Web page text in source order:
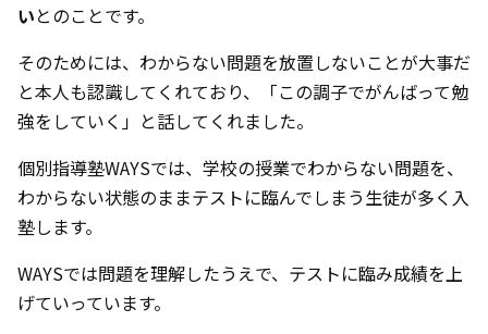
いとのことです。
そのためには、わからない問題を放置しないことが大事だ
と本人も認識してくれており、「この調子でがんばって勉
強をしていく」と話してくれました。
個別指導塾WAYSでは、学校の授業でわからない問題を、
わからない状態のままテストに臨んでしまう生徒が多く入
塾します。
WAYSでは問題を理解したうえで、テストに臨み成績を上
げていっています。